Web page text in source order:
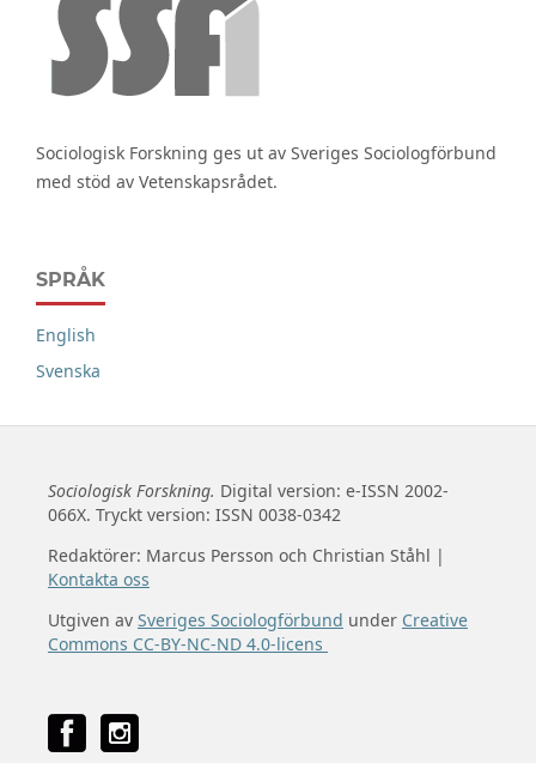
Sociologisk Forskning ges ut av Sveriges Sociologförbund
med stöd av Vetenskapsrådet.
SPRÅK
English
Svenska
Sociologisk Forskning. Digital version: e-ISSN 2002-
066X. Tryckt version: ISSN 0038-0342
Redaktörer: Marcus Persson och Christian Ståhl |
Kontakta oss
Utgiven av Sveriges Sociologförbund under Creative
Commons CC-BY-NC-ND 4.0-licens